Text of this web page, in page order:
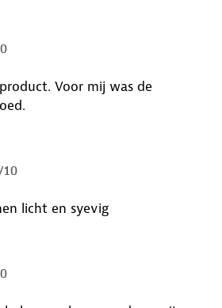
Voor mij was de
/10
licht en syevig